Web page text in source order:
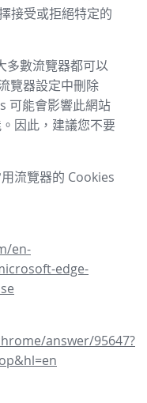
接受或拒絕特定的
多數流覽器都可以
覽器設定中刪除
可能會影響此網站
因此，建議您不要
流覽器的 Cookies
en-
edge-
answer/95647?